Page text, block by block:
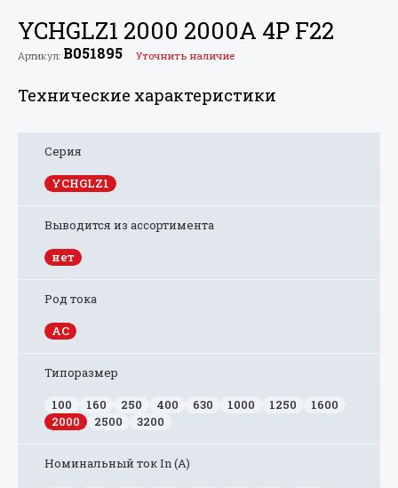
YCHGLZ1 2000 2000A 4P F22
Артикул: B051895 Уточнить наличие
Технические характеристики
Серия
YCHGLZ1
Выводится из ассортимента
нет
Род тока
AC
Типоразмер
100
160 250 400 630 1000 1250
1600
2000
2500 3200
Номинальный ток In (А)